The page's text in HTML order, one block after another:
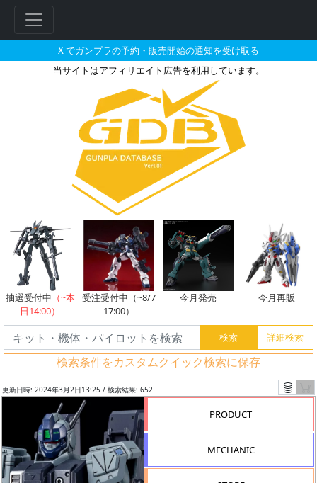
X でガンプラの予約・販売開始の通知を受け取る
当サイトはアフィリエイト広告を利用しています。
HG 1/144 スレイヴ・レイス（パ
抽選受付中 （~本
日14:00）
受注受付中（~8/7
17:00）
今月発売 今月再販
検索条件をカスタムクイック検索に保存
更新日時: 2024年3月2日13:25 / 検索結果: 652
PRODUCT
MECHANIC